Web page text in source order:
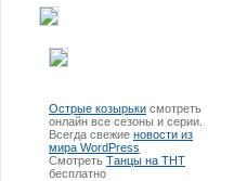
Острые козырьки смотреть
онлайн все сезоны и серии.
Всегда свежие новости из
мира WordPress
Смотреть Танцы на ТНТ
бесплатно